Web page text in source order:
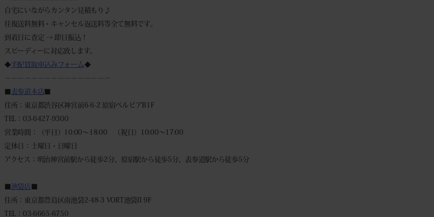
自宅にいながらカンタン見積もり♪
往復送料無料・キャンセル返送料等全て無料です。
到着日に査定 → 即日振込！
スピーディーに対応致します。
◆宅配買取申込みフォーム ◆
－－－－－－－－－－－－－－－－
■ 表参道本店■
住所：東京都渋谷区神宮前6-6-2 原宿ベルピアB1F
TEL：03-6427-9300
営業時間：（平日）10:00～18:00 （祝日）10:00～17:00
定休日：土曜日・日曜日
アクセス：明治神宮前駅から徒歩2分、原宿駅から徒歩5分、表参道駅から徒歩5分
■池袋店■
住所：東京都豊島区南池袋2-48-3 VORT池袋II 9F
TEL：03-6665-6750